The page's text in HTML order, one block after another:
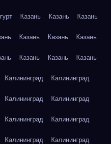
Казань Казань Казань
Казань Казань Казань
Казань Казань Казань
Калининград Калининград
Калининград Калининград
Калининград Калининград
Калининград Калининград